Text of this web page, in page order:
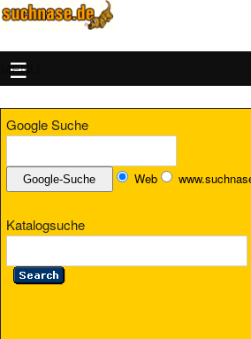
MENU
Google Suche
Web
Katalogsuche